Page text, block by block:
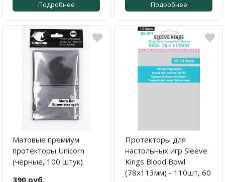
Подробнее Подробнее
Матовые премиум
протекторы Unicorn
(чёрные, 100 штук)
390 руб.
Протекторы для
настольных игр Sleeve
Kings Blood Bowl
(78x113мм) - 110шт, 60